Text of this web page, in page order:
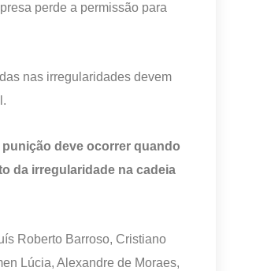
perde a permissão para
nas irregularidades devem
punição deve ocorrer quando
da irregularidade na cadeia
Roberto Barroso, Cristiano
Lúcia, Alexandre de Moraes,